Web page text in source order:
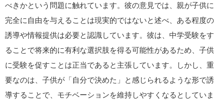
べきかという問題に触れています。彼の意見では、親が子供に
完全に自由を与えることは現実的ではないと述べ、ある程度の
誘導や情報提供は必要と認識しています。彼は、中学受験をす
ることで将来的に有利な選択肢を得る可能性があるため、子供
に受験を促すことは正当であると主張しています。しかし、重
要なのは、子供が「自分で決めた」と感じられるような形で誘
導することで、モチベーションを維持しやすくなるとしていま